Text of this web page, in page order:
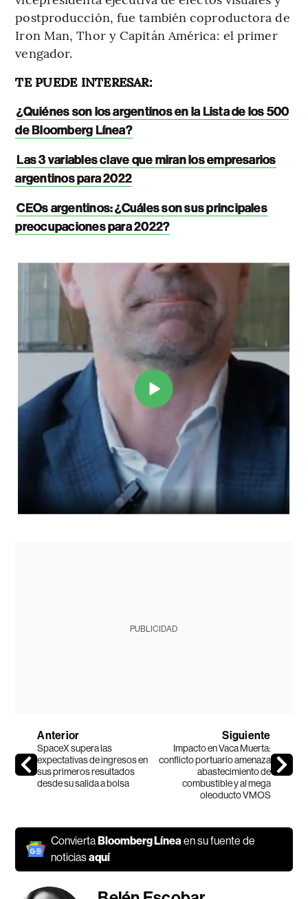
postproducción, fue también coproductora de
Iron Man, Thor y Capitán América: el primer
vengador.
TE PUEDE INTERESAR:
¿Quiénes son los argentinos en la Lista de los 500
de Bloomberg Línea?
Las 3 variables clave que miran los empresarios
argentinos para 2022
CEOs argentinos: ¿Cuáles son sus principales
preocupaciones para 2022?
PUBLICIDAD
Anterior
SpaceX supera las
expectativas de ingresos en
sus primeros resultados
desde su salida a bolsa
Siguiente
Impacto en Vaca Muerta:
conflicto portuario amenaza
abastecimiento de
combustible y al mega
oleoducto VMOS
ConviertaBloomberg Línea en su fuente de
noticiasaquí